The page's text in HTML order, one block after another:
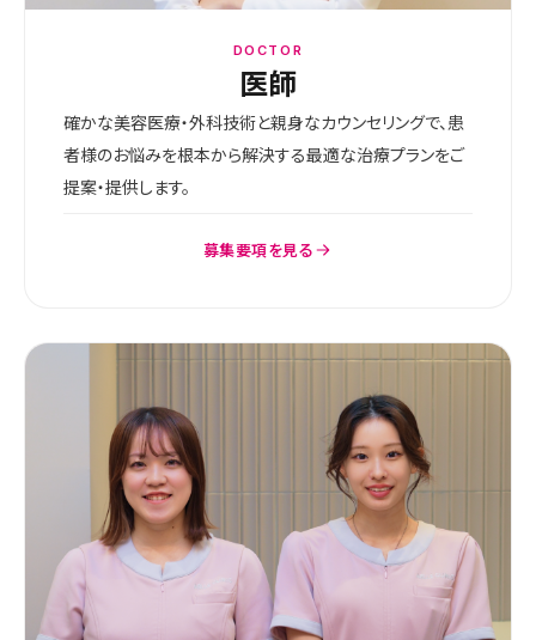
DOCTOR
医師
確かな美容医療・外科技術と親身なカウンセリングで、患
者様のお悩みを根本から解決する最適な治療プランをご
提案・提供します。
募集要項を見る